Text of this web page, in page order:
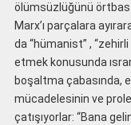
ölümsüzlüğünü
Marx’ı parçalara
da “hümanist” ,
etmek konusunda
boşaltma çabasında,
mücadelesinin ve
çatışıyorlar: “Bana